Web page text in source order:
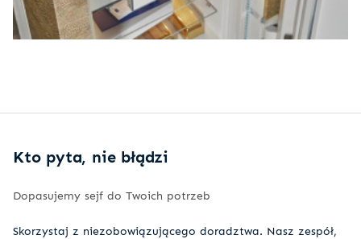
Kto pyta, nie błądzi
Dopasujemy sejf do Twoich potrzeb
Skorzystaj z niezobowiązującego doradztwa. Nasz zespół,